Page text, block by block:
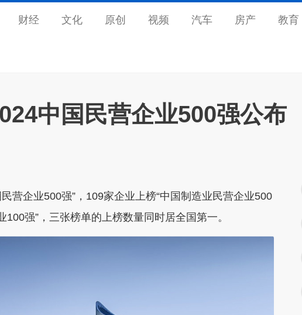
财经 文化 原创 视频 汽车 房产 教育
中国民营企业500强公布
营企业500强”，109家企业上榜“中国制造业民营企业500
强”，三张榜单的上榜数量同时居全国第一。